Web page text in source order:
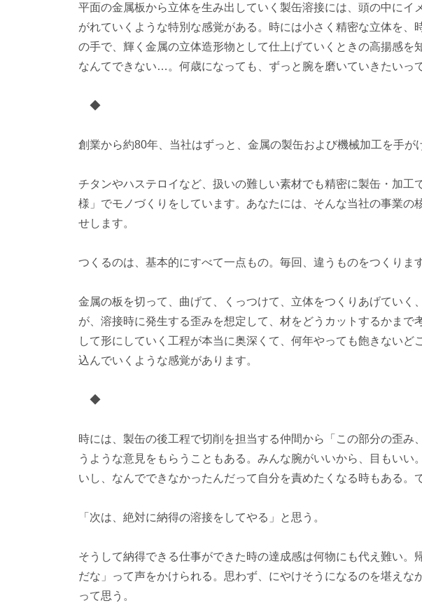
平面の金属板から立体を生み出していく製缶溶接には、頭の中にイ
がれていくような特別な感覚がある。時には小さく精密な立体を、
の手で、輝く金属の立体造形物として仕上げていくときの高揚感を
なんてできない…。何歳になっても、ずっと腕を磨いていきたいっ
◆
創業から約80年、当社はずっと、金属の製缶および機械加工を手が
チタンやハステロイなど、扱いの難しい素材でも精密に製缶・加工
様」でモノづくりをしています。あなたには、そんな当社の事業の
せします。
つくるのは、基本的にすべて一点もの。毎回、違うものをつくります
金属の板を切って、曲げて、くっつけて、立体をつくりあげていく
が、溶接時に発生する歪みを想定して、材をどうカットするかまで
して形にしていく工程が本当に奥深くて、何年やっても飽きないど
込んでいくような感覚があります。
◆
時には、製缶の後工程で切削を担当する仲間から「この部分の歪み
うような意見をもらうこともある。みんな腕がいいから、目もいい
いし、なんでできなかったんだって自分を責めたくなる時もある。
「次は、絶対に納得の溶接をしてやる」と思う。
そうして納得できる仕事ができた時の達成感は何物にも代え難い。
だな」って声をかけられる。思わず、にやけそうになるのを堪えな
って思う。